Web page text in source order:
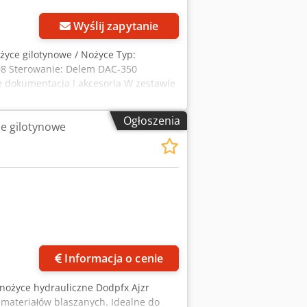
wyciek oleju na prawym siłowniku
Wyślij zapytanie
gilotynowe / Nożyce Typ:
Sterowanie: Delem DAC-350
i akcesoria W zestawie
Waga maszyny: 15000 kg - Rok
- Certyfikat CE: Nie Informacje
VAT odliczalny dla przedsiębiorców
przemysłowego Lukas
Ogłoszenia
gilotynowe
Informacja o cenie
hydrauliczne Dodpfx Ajzr
blaszanych. Idealne do